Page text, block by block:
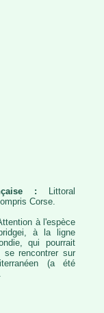
:
Littoral
Corse.
à l'espèce
à la ligne
qui pourrait
se rencontrer sur
(a été